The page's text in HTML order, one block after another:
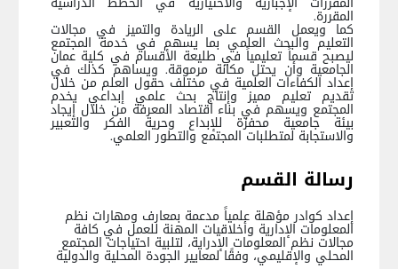
المقررة.
كما ويعمل القسم على الريادة والتميز في مجالات
التعليم والبحث العلمي بما يسهم في خدمة المجتمع
ليصبح قسماً تعليمياً في طليعة الأقسام في كلية عمان
الجامعية وأن يحتل مكانة مرموقة. ويساهم كذلك في
إعداد الكفاءات العلمية في مختلف حقول العلم من خلال
تقديم تعليم مميز وإنتاج بحث علمي إبداعي يخدم
المجتمع ويسهم في بناء اقتصاد المعرفة من خلال إيجاد
بيئة جامعية محفزة للإبداع وحرية الفكر والتعبير
والاستجابة لمتطلبات المجتمع والتطور العلمي.
رسالة القسم
إعداد كوادر مؤهلة علمياً مدعمة بمعارف ومهارات نظم
المعلومات الإدارية وأخلاقيات المهنة للعمل في كافة
مجالات نظم المعلومات الإدراية، لتلبية احتياجات المجتمع
المحلي والإقليمي، وفقًا لمعايير الجودة المحلية والدولية